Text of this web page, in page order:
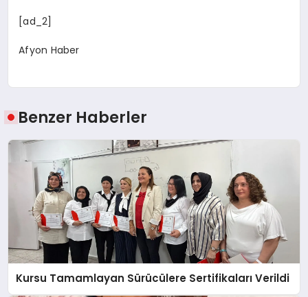
[ad_2]
Afyon Haber
Benzer Haberler
Kursu Tamamlayan Sürücülere Sertifikaları Verildi